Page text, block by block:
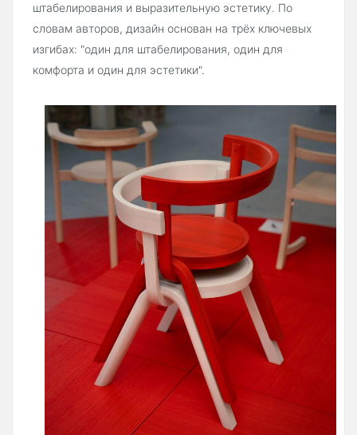
штабелирования и выразительную эстетику. По
словам авторов, дизайн основан на трёх ключевых
изгибах: "один для штабелирования, один для
комфорта и один для эстетики".